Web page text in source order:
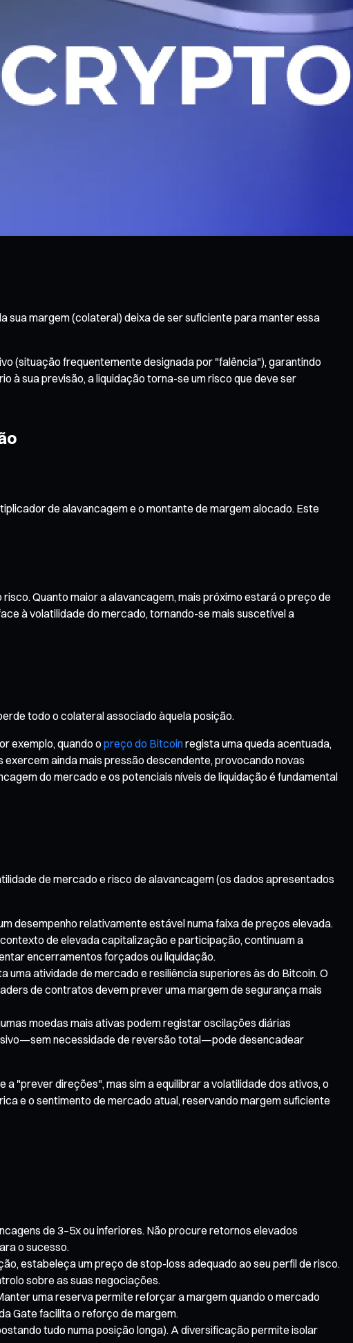
sua margem (colateral) deixa de ser suficiente para manter essa
(situação frequentemente designada por "falência"), garantindo
à sua previsão, a liquidação torna-se um risco que deve ser
de alavancagem e o montante de margem alocado. Este
Quanto maior a alavancagem, mais próximo estará o preço de
à volatilidade do mercado, tornando-se mais suscetível a
todo o colateral associado àquela posição.
exemplo, quando opreço do Bitcoinregista uma queda acentuada,
ainda mais pressão descendente, provocando novas
do mercado e os potenciais níveis de liquidação é fundamental
de mercado e risco de alavancagem (os dados apresentados
desempenho relativamente estável numa faixa de preços elevada.
de elevada capitalização e participação, continuam a
encerramentos forçados ou liquidação.
uma atividade de mercado e resiliência superiores às do Bitcoin. O
de contratos devem prever uma margem de segurança mais
moedas mais ativas podem registar oscilações diárias
necessidade de reversão total—pode desencadear
"prever direções", mas sim a equilibrar a volatilidade dos ativos, o
e o sentimento de mercado atual, reservando margem suficiente
de 3–5x ou inferiores. Não procure retornos elevados
o sucesso.
estabeleça um preço de stop-loss adequado ao seu perfil de risco.
sobre as suas negociações.
uma reserva permite reforçar a margem quando o mercado
Gate facilita o reforço de margem.
tudo numa posição longa). A diversificação permite isolar